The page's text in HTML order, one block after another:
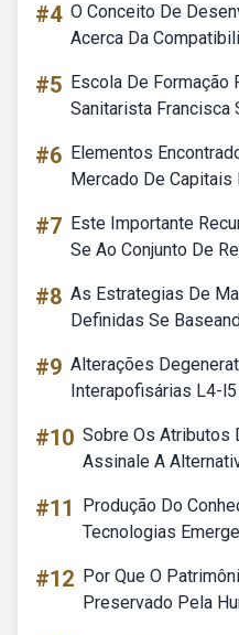
#4 O Conceito De
Acerca Da
#5 Escola De
Sanitarista Francisca
#6 Elementos
Mercado De Capitais
#7 Este Importante
Se Ao Conjunto De
#8 As Estrategias De
Definidas Se
#9 Alterações
Interapofisárias L4-
#10 Sobre Os Atributos
Assinale A
#11
Produção Do
Tecnologias
#12 Por Que O
Preservado Pela